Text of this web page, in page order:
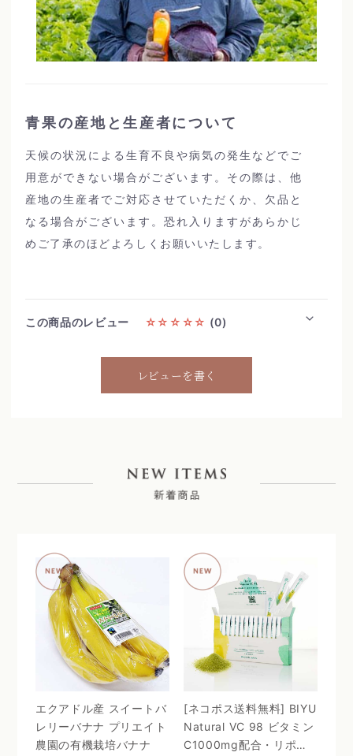
青果の産地と生産者について
天候の状況による生育不良や病気の発生などでご
用意ができない場合がございます。その際は、他
産地の生産者でご対応させていただくか、欠品と
なる場合がございます。恐れ入りますがあらかじ
めご了承のほどよろしくお願いいたします。
この商品のレビュー ☆☆☆☆☆ (0)
レビューを書く
エクアドル産 スイートバ
レリーバナナ プリエイト
農園の有機栽培バナナ
[ネコポス送料無料] BIYU
Natural VC 98 ビタミン
C1000mg配合・リポゾ